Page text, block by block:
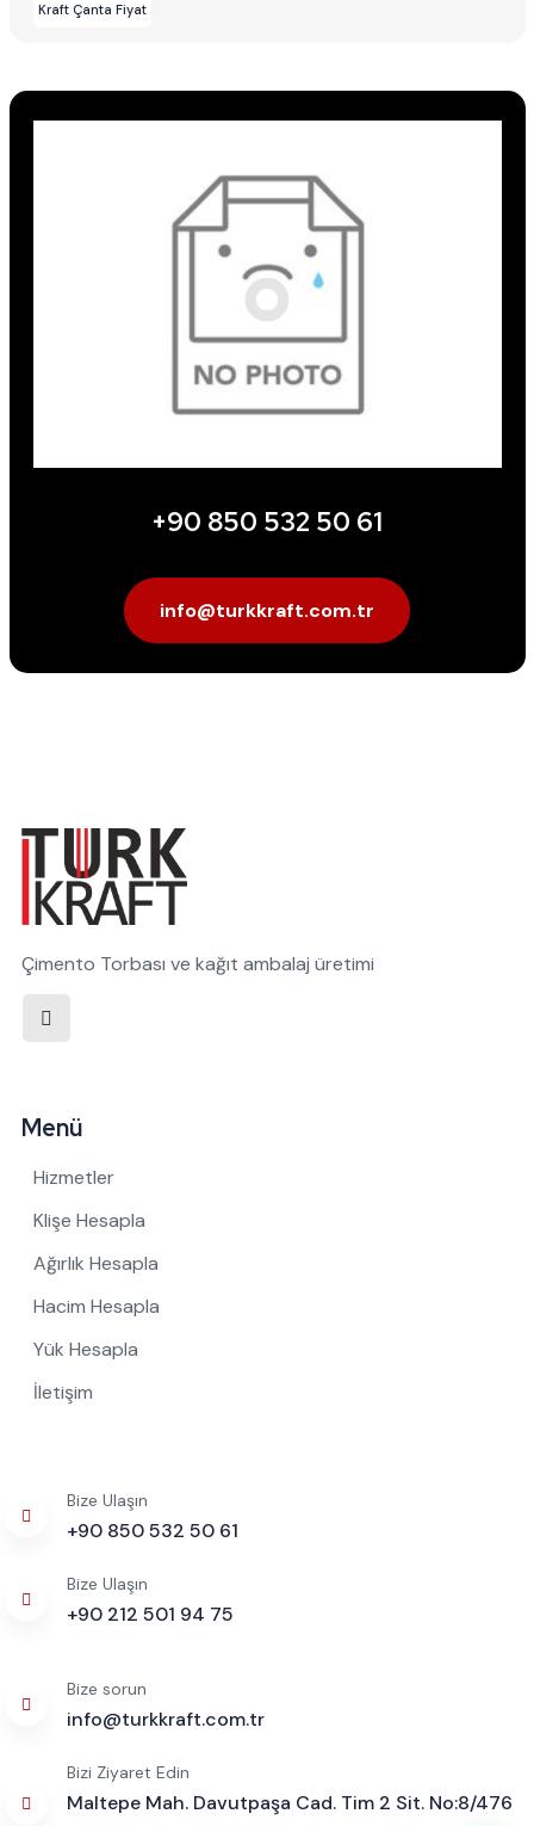
Kraft Çanta Fiyat
+90 850 532 50 61
info@turkkraft.com.tr
Çimento Torbası ve kağıt ambalaj üretimi
Menü
Hizmetler
Klişe Hesapla
Ağırlık Hesapla
Hacim Hesapla
Yük Hesapla
İletişim
Bize Ulaşın
+90 850 532 50 61
Bize Ulaşın
+90 212 501 94 75
Bize sorun
info@turkkraft.com.tr
Bizi Ziyaret Edin
Maltepe Mah. Davutpaşa Cad. Tim 2 Sit. No:8/476